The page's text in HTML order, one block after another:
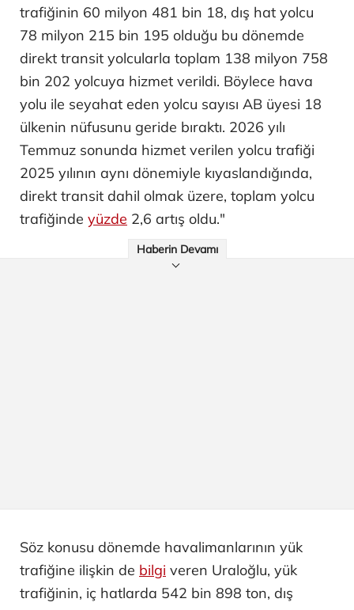
trafiğinin 60 milyon 481 bin 18, dış hat yolcu
78 milyon 215 bin 195 olduğu bu dönemde
direkt transit yolcularla toplam 138 milyon 758
bin 202 yolcuya hizmet verildi. Böylece hava
yolu ile seyahat eden yolcu sayısı AB üyesi 18
ülkenin nüfusunu geride bıraktı. 2026 yılı
Temmuz sonunda hizmet verilen yolcu trafiği
2025 yılının aynı dönemiyle kıyaslandığında,
direkt transit dahil olmak üzere, toplam yolcu
trafiğinde yüzde 2,6 artış oldu."
Haberin Devamı
Söz konusu dönemde havalimanlarının yük
trafiğine ilişkin de bilgi veren Uraloğlu, yük
trafiğinin, iç hatlarda 542 bin 898 ton, dış